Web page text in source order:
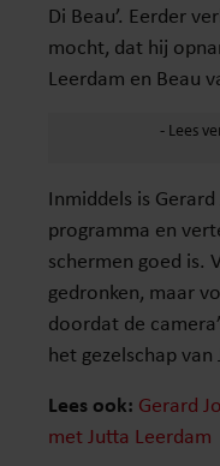
Di Beau’. Eerder
mocht, dat hij
Leerdam en Beau
Inmiddels is
programma en
schermen goed is.
gedronken, maar
doordat de
het gezelschap
Lees ook: Gerard
met Jutta Leerdam